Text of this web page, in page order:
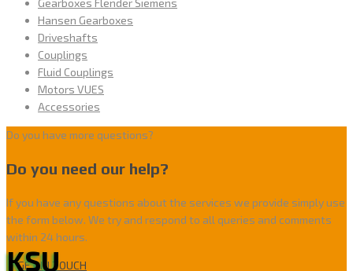
Hansen Gearboxes
Driveshafts
Couplings
Fluid Couplings
Motors VUES
Accessories
Do you have more questions?
Do you need our help?
If you have any questions about the services we provide simply use
the form below. We try and respond to all queries and comments
within 24 hours.
GET IN TOUCH
KSU